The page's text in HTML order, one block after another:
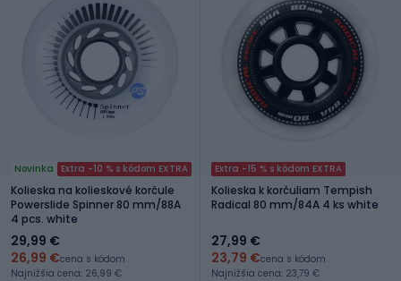
Novinka Extra -10 % s kódom EXTRA
Kolieska na kolieskové korčule
Powerslide Spinner 80 mm/88A
4 pcs. white
29,99 €
26,99 €cena s kódom
Najnižšia cena: 26,99 €
Extra -15 % s kódom EXTRA
Kolieska k korčuliam Tempish
Radical 80 mm/84A 4 ks white
27,99 €
23,79 €cena s kódom
Najnižšia cena: 23,79 €